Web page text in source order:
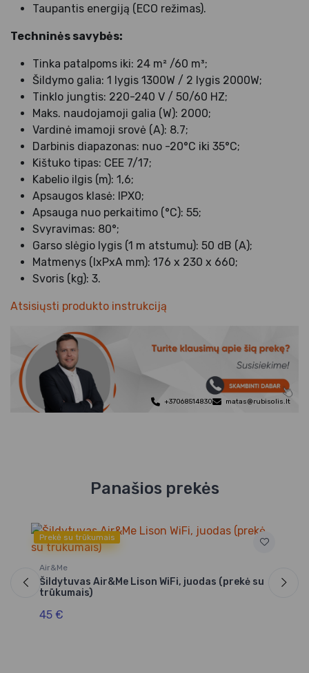
Taupantis energiją (ECO režimas).
Techninės savybės:
Tinka patalpoms iki: 24 m² /60 m³;
Šildymo galia: 1 lygis 1300W / 2 lygis 2000W;
Tinklo jungtis: 220-240 V / 50/60 HZ;
Maks. naudojamoji galia (W): 2000;
Vardinė imamoji srovė (A): 8.7;
Darbinis diapazonas: nuo -20°C iki 35°C;
Kištuko tipas: CEE 7/17;
Kabelio ilgis (m): 1,6;
Apsaugos klasė: IPX0;
Apsauga nuo perkaitimo (°C): 55;
Svyravimas: 80°;
Garso slėgio lygis (1 m atstumu): 50 dB (A);
Matmenys (IxPxA mm): 176 x 230 x 660;
Svoris (kg): 3.
Atsisiųsti produkto instrukciją
+37068514830 matas@rubisolis.lt
Panašios prekės
Prekė su trūkumais
Air&Me
Šildytuvas Air&Me Lison WiFi, juodas (prekė su
trūkumais)
45 €